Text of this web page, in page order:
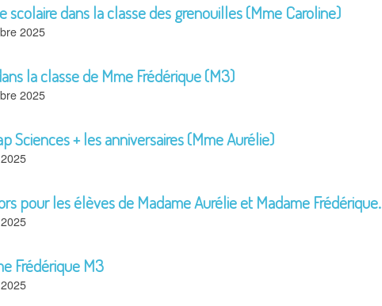
scolaire dans la classe des grenouilles (Mme Caroline)
2025
la classe de Mme Frédérique (M3)
2025
Sciences + les anniversaires (Mme Aurélie)
pour les élèves de Madame Aurélie et Madame Frédérique.
Frédérique M3